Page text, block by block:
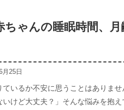
ちゃんの睡眠時間、
月25日
いるか不安に思うことはありま
けど大丈夫？」そんな悩みを抱